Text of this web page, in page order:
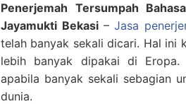
Penerjemah Tersumpah
Jayamukti Bekasi –Jasa
telah banyak sekali dicari. Hal ini
lebih banyak dipakai di Eropa.
apabila banyak sekali sebagian
dunia.